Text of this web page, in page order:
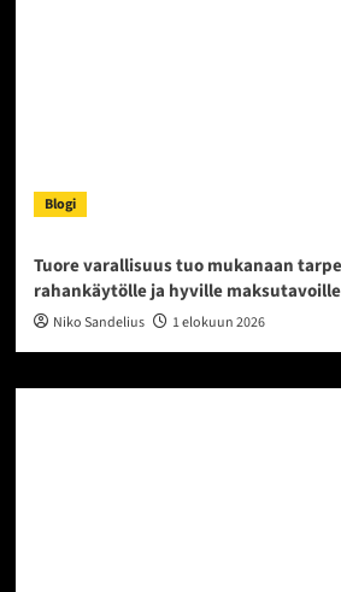
Blogi
Tuore varallisuus tuo mukanaan
rahankäytölle ja hyville maksutavoille
Niko Sandelius 1 elokuun 2026